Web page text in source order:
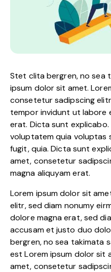
Stet clita bergren, no sea
ipsum dolor sit amet.
consetetur sadipscing
tempor invidunt ut labore
erat. Dicta sunt explicabo.
voluptatem quia
fugit, quia. Dicta sunt
amet, consetetur
magna aliquyam erat.
Lorem ipsum dolor sit
elitr, sed diam nonumy
dolore magna erat, sed
accusam et justo duo
bergren, no sea takimata
est Lorem ipsum dolor sit
amet, consetetur